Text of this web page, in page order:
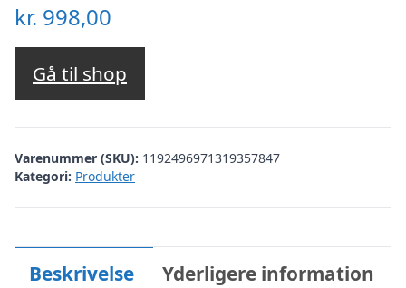
kr. 998,00
Gå til shop
Varenummer (SKU): 1192496971319357847
Kategori: Produkter
Beskrivelse Yderligere information